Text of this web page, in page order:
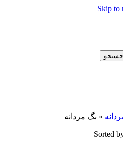
Skip to
جستجو
» بگ مردانه
Sorted